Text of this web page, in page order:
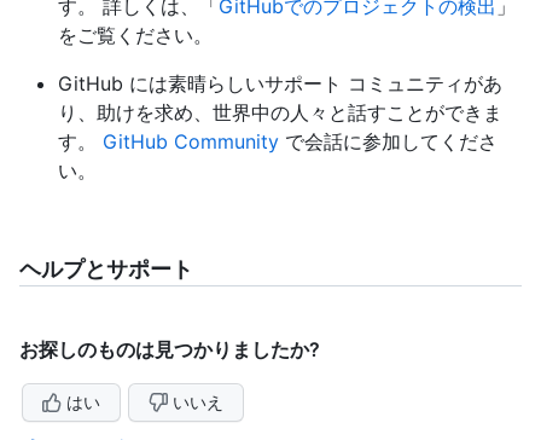
す。 詳しくは、「GitHubでのプロジェクトの検出 」
をご覧ください。
GitHub には素晴らしいサポート コミュニティがあ
り、助けを求め、世界中の人々と話すことができま
す。 GitHub Community で会話に参加してくださ
い。
ヘルプとサポート
お探しのものは見つかりましたか?
はい いいえ